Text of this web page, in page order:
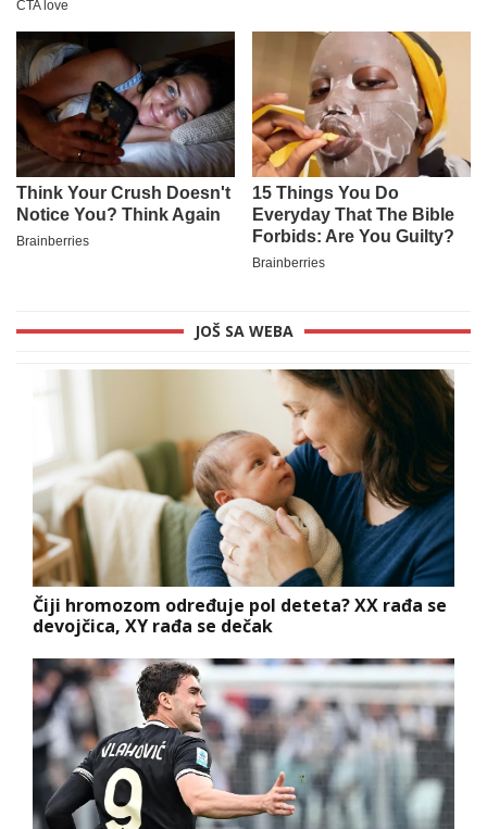
JOŠ SA WEBA
Čiji hromozom određuje pol deteta? XX rađa se
devojčica, XY rađa se dečak